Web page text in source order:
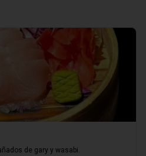
de gary y wasabi.